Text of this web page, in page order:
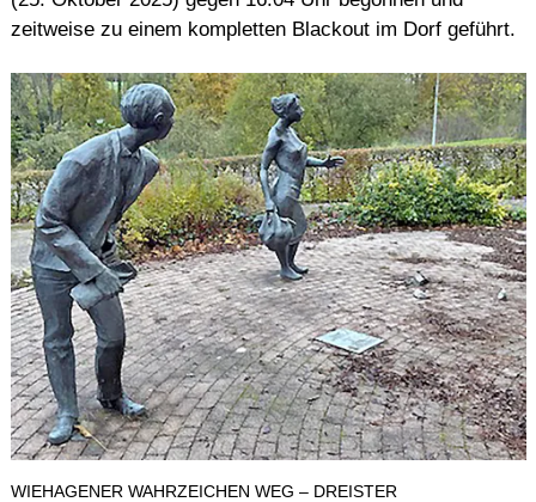
zeitweise zu einem kompletten Blackout im Dorf geführt.
WIEHAGENER WAHRZEICHEN WEG – DREISTER